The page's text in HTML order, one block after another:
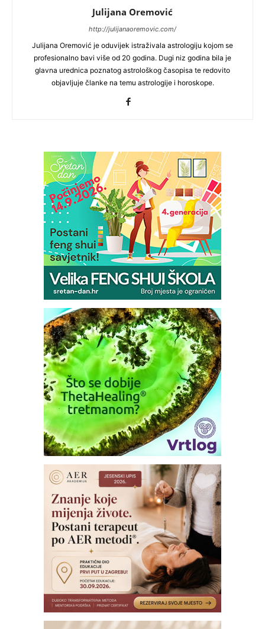
Julijana Oremović
http://julijanaoremovic.com/
Julijana Oremović je oduvijek istraživala astrologiju kojom se
profesionalno bavi više od 20 godina. Dugi niz godina bila je
glavna urednica poznatog astrološkog časopisa te redovito
objavljuje članke na temu astrologije i horoskope.